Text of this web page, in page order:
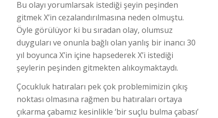
Bu olayı yorumlarsak istediği şeyin peşinden
gitmek X’in cezalandırılmasına neden olmuştu.
Öyle görülüyor ki bu sıradan olay, olumsuz
duyguları ve onunla bağlı olan yanlış bir inancı 30
yıl boyunca X’in içine hapsederek X’i istediği
şeylerin peşinden gitmekten alıkoymaktaydı.
Çocukluk hatıraları pek çok problemimizin çıkış
noktası olmasına rağmen bu hatıraları ortaya
çıkarma çabamız kesinlikle ‘bir suçlu bulma çabası’